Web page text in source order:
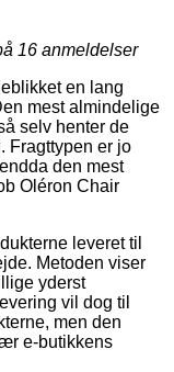
16 anmeldelser
en lang
mest almindelige
selv henter de
Fragttypen er jo
den mest
Oléron Chair
leveret til
Metoden viser
yderst
vil dog til
men den
e-butikkens